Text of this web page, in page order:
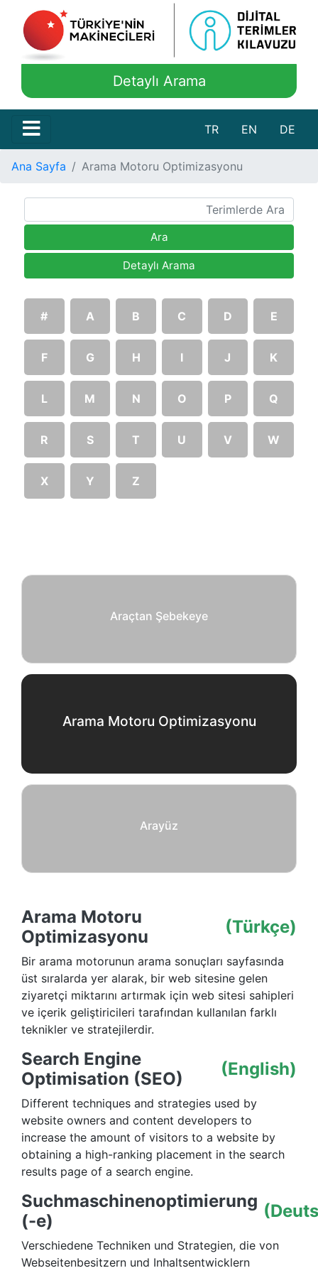
Detaylı Arama
TR EN DE
Ana Sayfa Arama Motoru Optimizasyonu
Ara
Detaylı Arama
# A B C D E
F G H I J K
L M N O P Q
R S T U V W
X Y Z
Araçtan Şebekeye
Arama Motoru Optimizasyonu
Arayüz
Arama Motoru
Optimizasyonu
(Türkçe)
Bir arama motorunun arama sonuçları sayfasında
üst sıralarda yer alarak, bir web sitesine gelen
ziyaretçi miktarını artırmak için web sitesi sahipleri
ve içerik geliştiricileri tarafından kullanılan farklı
teknikler ve stratejilerdir.
Search Engine
Optimisation (SEO)
(English)
Different techniques and strategies used by
website owners and content developers to
increase the amount of visitors to a website by
obtaining a high-ranking placement in the search
results page of a search engine.
Suchmaschinenoptimierung
(-e)
Verschiedene Techniken und Strategien, die von
Webseitenbesitzern und Inhaltsentwicklern